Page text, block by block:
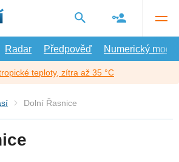
Radar Předpověď Numerický model
teploty, zítra až 35 °C
Dolní Řasnice